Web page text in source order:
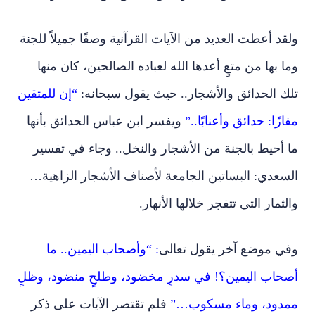
ولقد أعطت العديد من الآيات القرآنية وصفًا جميلاً للجنة
وما بها من متعٍ أعدها الله لعباده الصالحين، كان منها
تلك الحدائق والأشجار.. حيث يقول سبحانه: “إن للمتقين
مفازًا: حدائق وأعنابًا..” ويفسر ابن عباس الحدائق بأنها
ما أحيط بالجنة من الأشجار والنخل.. وجاء في تفسير
السعدي: البساتين الجامعة لأصناف الأشجار الزاهية…
والثمار التي تتفجر خلالها الأنهار.
وفي موضع آخر يقول تعالى: “وأصحاب اليمين.. ما
أصحاب اليمين؟! في سدرٍ مخضود، وطلحٍ منضود، وظلٍ
ممدود، وماء مسكوب…” فلم تقتصر الآيات على ذكر